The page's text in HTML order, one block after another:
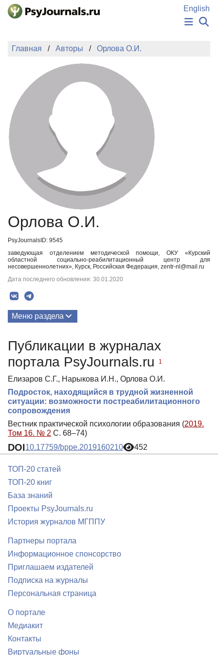
Перейти к основному содержанию
English
НОВОСТИ
АВТОРЫ
ПОДАТЬ РУКОПИСЬ
БАЗА ЗНАНИЙ
КЛЮЧЕВЫЕ СЛОВА
Регистрация
Главная Авторы Орлова О.И.
Орлова О.И.
PsyJournalsID: 9545
заведующая отделением методической помощи, ОКУ «Курский
областной социально-реабилитационный центр для
несовершеннолетних», Курск, Российская Федерация, zentr-nl@mail.ru
Дата последнего обновления: 30.01.2020
Меню раздела
Публикации в журналах
портала PsyJournals.ru
1
Елизаров С.Г., Нарыкова И.Н., Орлова О.И.
Подросток, находящийся в трудной жизненной
ситуации: возможности постреабилитационного
сопровождения
Вестник практической психологии образования (2019.
Том 16. № 2 С. 68–74)
DOI10.17759/bppe.2019160210 452
ТОП-20 статей
ТОП-20 книг
База знаний
Проекты PsyJournals.ru
История журналов МГППУ
Партнеры портала
Информационное спонсорство
Приглашаем издателей
Подписка на журналы
Персональная страница
О портале
Медиакит
Контакты
Виртуальные фоны